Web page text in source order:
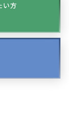
い方